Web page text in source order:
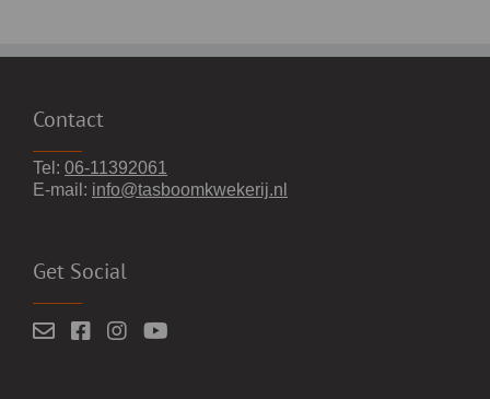
Contact
Tel: 06-11392061
E-mail: info@tasboomkwekerij.nl
Get Social